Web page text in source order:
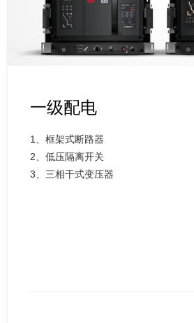
一级配电
1、框架式断路器
2、低压隔离开关
3、三相干式变压器